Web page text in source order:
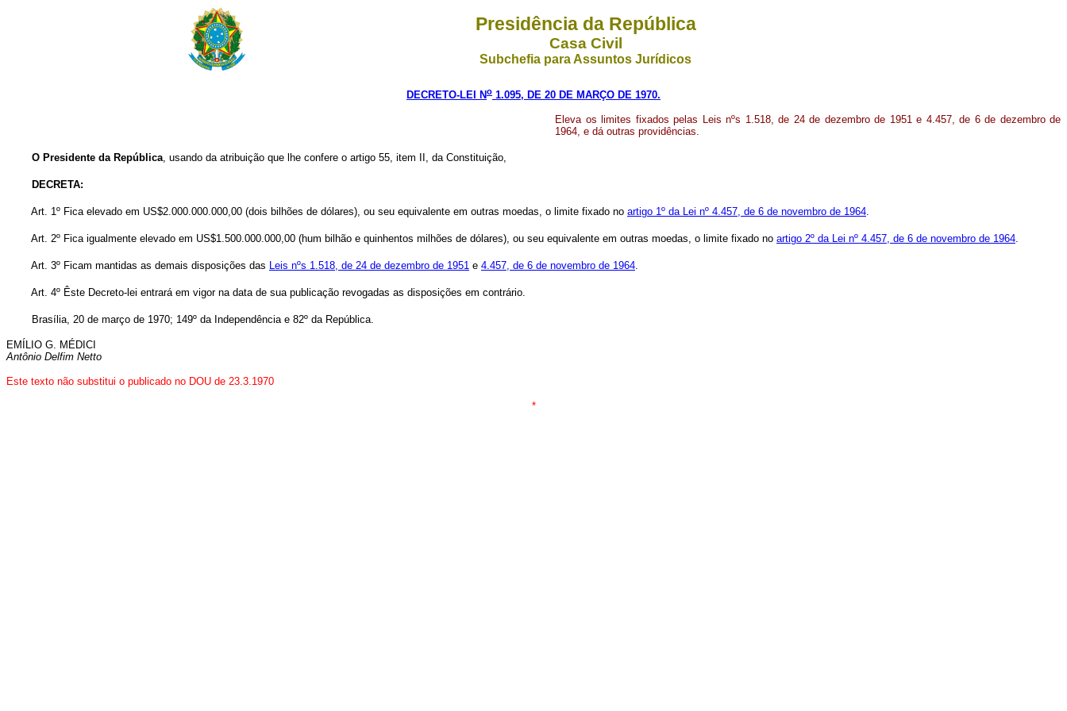
Presidência da República
Casa Civil
Subchefia para Assuntos Jurídicos
DECRETO-LEI No 1.095, DE 20 DE MARÇO DE 1970.
Eleva os limites fixados pelas Leis nºs 1.518, de 24 de dezembro de 1951 e 4.457, de 6 de dezembro de
1964, e dá outras providências.
O Presidente da República, usando da atribuição que lhe confere o artigo 55, item II, da Constituição,
DECRETA:
Art. 1º Fica elevado em US$2.000.000.000,00 (dois bilhões de dólares), ou seu equivalente em outras moedas, o limite fixado no artigo 1º da Lei nº 4.457, de 6 de novembro de 1964.
Art. 2º Fica igualmente elevado em US$1.500.000.000,00 (hum bilhão e quinhentos milhões de dólares), ou seu equivalente em outras moedas, o limite fixado no artigo 2º da Lei nº 4.457, de 6 de novembro de 1964.
Art. 3º Ficam mantidas as demais disposições das Leis nºs 1.518, de 24 de dezembro de 1951 e 4.457, de 6 de novembro de 1964.
Art. 4º Êste Decreto-lei entrará em vigor na data de sua publicação revogadas as disposições em contrário.
Brasília, 20 de março de 1970; 149º da Independência e 82º da República.
EMÍLIO G. MÉDICI
Antônio Delfim Netto
Este texto não substitui o publicado no DOU de 23.3.1970
*